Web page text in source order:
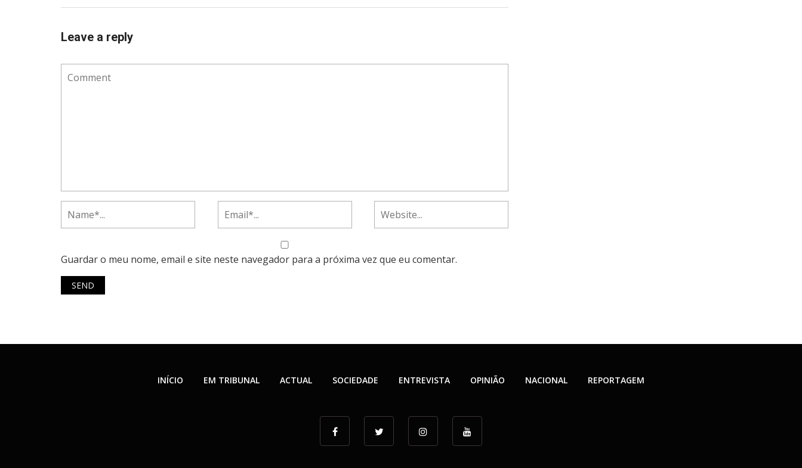
Leave a reply
Guardar o meu nome, email e site neste navegador para a próxima vez que eu comentar.
INÍCIO EM TRIBUNAL ACTUAL SOCIEDADE ENTREVISTA OPINIÃO NACIONAL REPORTAGEM